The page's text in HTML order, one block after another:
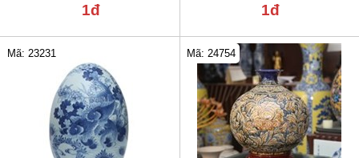
1đ 1đ
Mã: 23231 Mã: 24754